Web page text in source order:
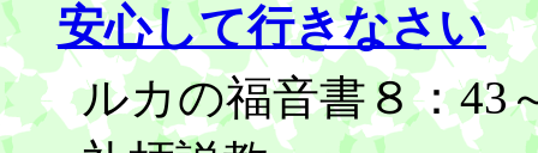
安心して行きなさい
ルカの福音書８：43